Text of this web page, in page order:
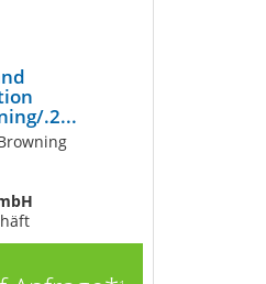
.2...